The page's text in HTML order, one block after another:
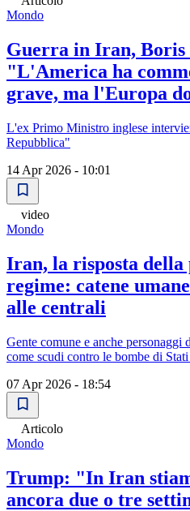
Mondo
Guerra in Iran, Boris
"L'America ha
grave, ma l'Europa
L'ex Primo Ministro inglese
Repubblica"
14 Apr 2026 - 10:01
video
Mondo
Iran, la risposta della
regime: catene
alle centrali
Gente comune e anche personaggi
come scudi contro le bombe di
07 Apr 2026 - 18:54
Articolo
Mondo
Trump: "In Iran
ancora due o tre